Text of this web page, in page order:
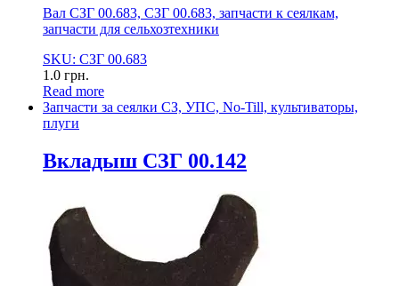
Вал СЗГ 00.683, СЗГ 00.683, запчасти к сеялкам,
запчасти для сельхозтехники
SKU: СЗГ 00.683
1.0 грн.
Read more
Запчасти за сеялки СЗ, УПС, No-Till, культиваторы,
плуги
Вкладыш СЗГ 00.142